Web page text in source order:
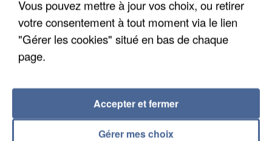
COULÉE DE BOUE EN HAUTE-SAVOIE
Vous pouvez mettre à jour vos choix, ou retirer
votre consentement à tout moment via le lien
"Gérer les cookies" situé en bas de chaque
page.
Gérer mes choix
Accepter et fermer